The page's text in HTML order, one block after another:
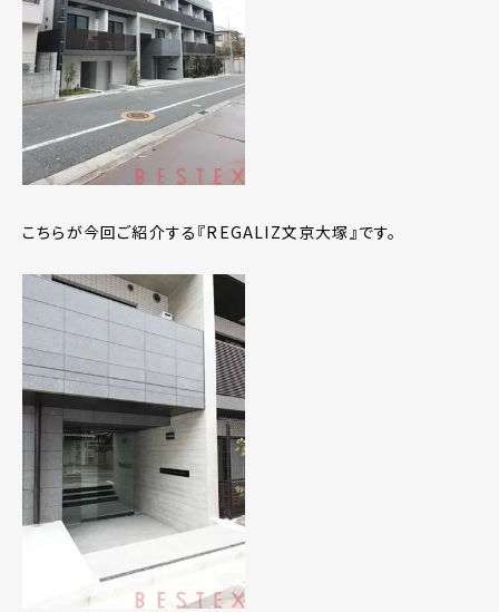
こちらが今回ご紹介する『REGALIZ文京大塚』です。